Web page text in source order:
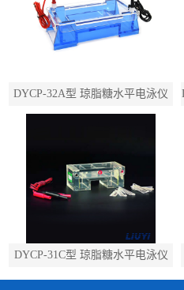
DYCP-32A型 琼脂糖水平电泳仪
DYCP-31C型 琼脂糖水平电泳仪